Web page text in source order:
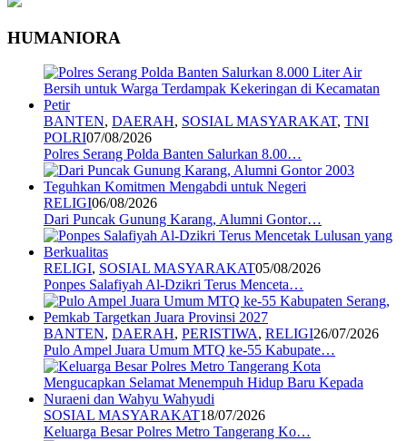
HUMANIORA
BANTEN, DAERAH, SOSIAL MASYARAKAT, TNI
POLRI07/08/2026
Polres Serang Polda Banten Salurkan 8.00…
RELIGI06/08/2026
Dari Puncak Gunung Karang, Alumni Gontor…
RELIGI, SOSIAL MASYARAKAT05/08/2026
Ponpes Salafiyah Al-Dzikri Terus Menceta…
BANTEN, DAERAH, PERISTIWA, RELIGI26/07/2026
Pulo Ampel Juara Umum MTQ ke-55 Kabupate…
SOSIAL MASYARAKAT18/07/2026
Keluarga Besar Polres Metro Tangerang Ko…